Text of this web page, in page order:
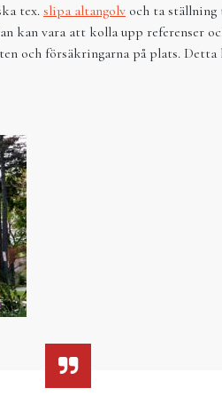
tex. slipa altangolv och ta
kan vara att kolla upp referenser
och försäkringarna på plats.